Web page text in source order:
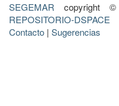
SEGEMAR copyright ©
REPOSITORIO-DSPACE
Contacto | Sugerencias